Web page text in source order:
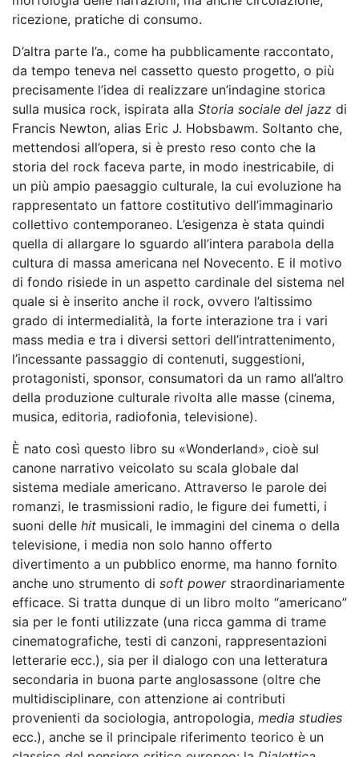
ricezione, pratiche di consumo.
D’altra parte l’a., come ha pubblicamente raccontato,
da tempo teneva nel cassetto questo progetto, o più
precisamente l’idea di realizzare un’indagine storica
sulla musica rock, ispirata alla Storia sociale del jazz di
Francis Newton, alias Eric J. Hobsbawm. Soltanto che,
mettendosi all’opera, si è presto reso conto che la
storia del rock faceva parte, in modo inestricabile, di
un più ampio paesaggio culturale, la cui evoluzione ha
rappresentato un fattore costitutivo dell’immaginario
collettivo contemporaneo. L’esigenza è stata quindi
quella di allargare lo sguardo all’intera parabola della
cultura di massa americana nel Novecento. E il motivo
di fondo risiede in un aspetto cardinale del sistema nel
quale si è inserito anche il rock, ovvero l’altissimo
grado di intermedialità, la forte interazione tra i vari
mass media e tra i diversi settori dell’intrattenimento,
l’incessante passaggio di contenuti, suggestioni,
protagonisti, sponsor, consumatori da un ramo all’altro
della produzione culturale rivolta alle masse (cinema,
musica, editoria, radiofonia, televisione).
È nato così questo libro su «Wonderland», cioè sul
canone narrativo veicolato su scala globale dal
sistema mediale americano. Attraverso le parole dei
romanzi, le trasmissioni radio, le figure dei fumetti, i
suoni delle hit musicali, le immagini del cinema o della
televisione, i media non solo hanno offerto
divertimento a un pubblico enorme, ma hanno fornito
anche uno strumento di soft powerstraordinariamente
efficace. Si tratta dunque di un libro molto “americano”
sia per le fonti utilizzate (una ricca gamma di trame
cinematografiche, testi di canzoni, rappresentazioni
letterarie ecc.), sia per il dialogo con una letteratura
secondaria in buona parte anglosassone (oltre che
multidisciplinare, con attenzione ai contributi
provenienti da sociologia, antropologia, media studies
ecc.), anche se il principale riferimento teorico è un